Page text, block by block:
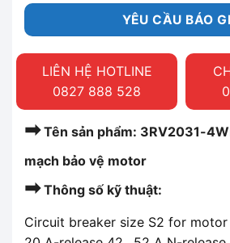
YÊU CẦU BÁO
LIÊN HỆ HOTLINE
0827 888 528
➡Tên sản phẩm: 3RV2031-
mạch bảo vệ motor
➡Thông số kỹ thuật:
Circuit breaker size S2 for